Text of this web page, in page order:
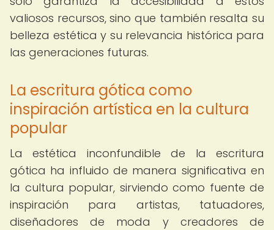
valiosos recursos, sino que también resalta su
belleza estética y su relevancia histórica para
las generaciones futuras.
La escritura gótica como
inspiración artística en la cultura
popular
La estética inconfundible de la escritura
gótica ha influido de manera significativa en
la cultura popular, sirviendo como fuente de
inspiración para artistas, tatuadores,
diseñadores de moda y creadores de